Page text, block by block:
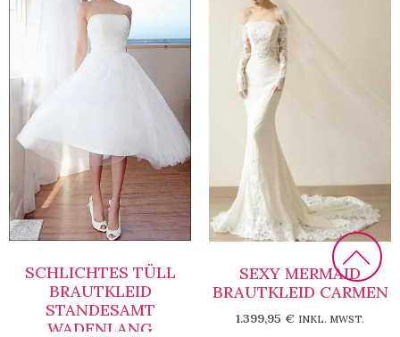
SCHLICHTES TÜLL
BRAUTKLEID
STANDESAMT
WADENLANG
SEXY MERMAID
BRAUTKLEID CARMEN
1.399,95 € INKL. MWST.